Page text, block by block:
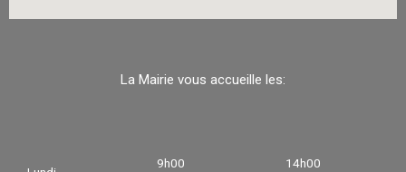
La Mairie vous accueille les:
9h00
14h00